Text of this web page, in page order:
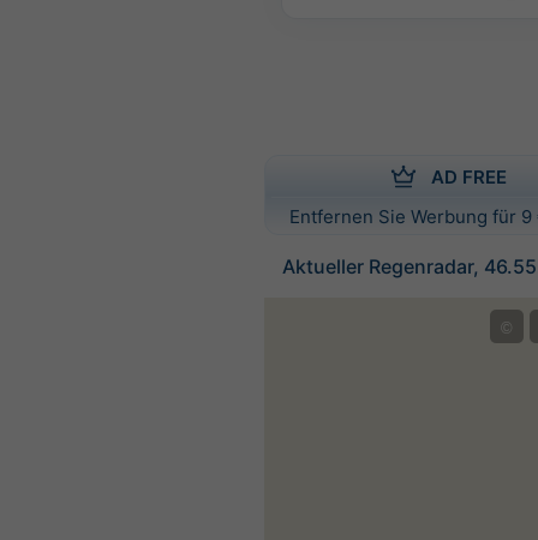
AD FREE
Entfernen Sie Werbung für
Aktueller Regenradar,
©